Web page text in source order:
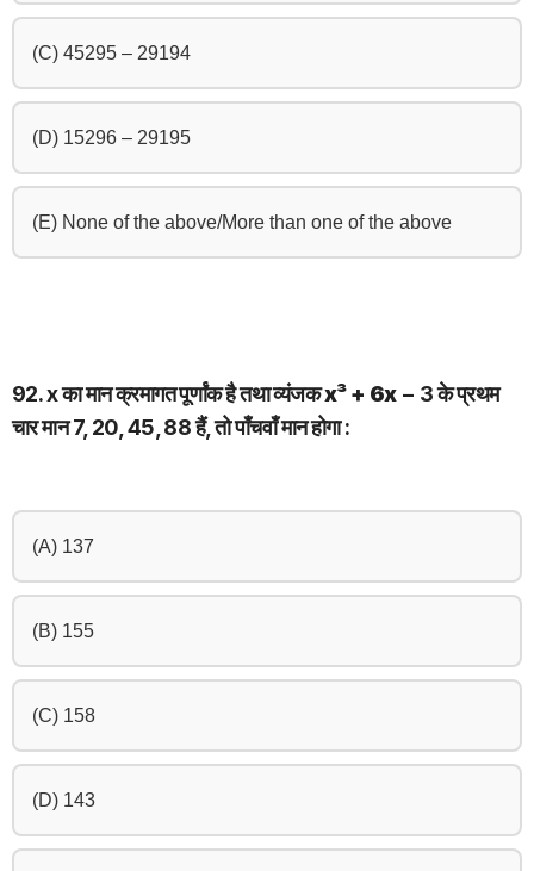
(C) 45295 – 29194
(D) 15296 – 29195
(E) None of the above/More than one of the above
92. x का मान क्रमागत पूर्णांक है तथा व्यंजकx³ + 6x− 3 के प्रथम
चार मान 7, 20, 45, 88 हैं, तो पाँचवाँ मान होगा :
(A) 137
(B) 155
(C) 158
(D) 143